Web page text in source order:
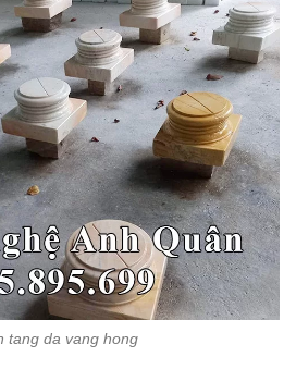
tang da vang hong